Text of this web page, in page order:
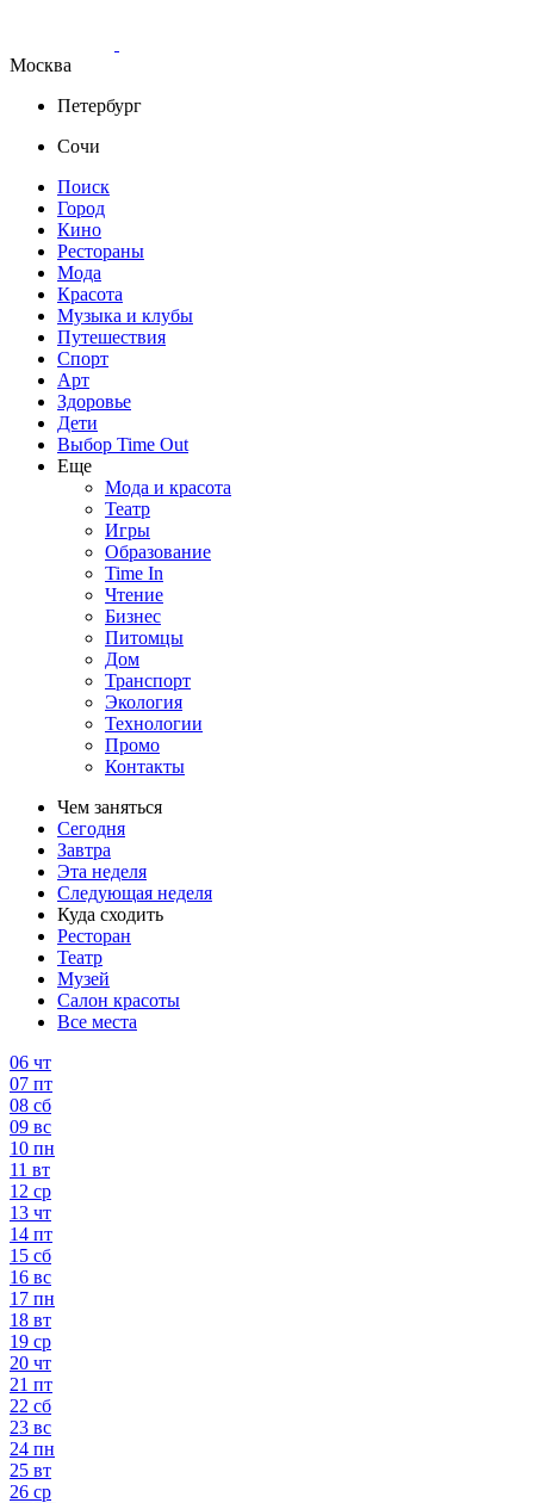
Москва
Петербург
Сочи
Поиск
Город
Кино
Рестораны
Мода
Красота
Музыка и клубы
Путешествия
Спорт
Арт
Здоровье
Дети
Выбор Time Out
Еще
Мода и красота
Театр
Игры
Образование
Time In
Чтение
Бизнес
Питомцы
Дом
Транспорт
Экология
Технологии
Промо
Контакты
Чем заняться
Сегодня
Завтра
Эта неделя
Следующая неделя
Куда сходить
Ресторан
Театр
Музей
Салон красоты
Все места
06 чт
07 пт
08 сб
09 вс
10 пн
11 вт
12 ср
13 чт
14 пт
15 сб
16 вс
17 пн
18 вт
19 ср
20 чт
21 пт
22 сб
23 вс
24 пн
25 вт
26 ср